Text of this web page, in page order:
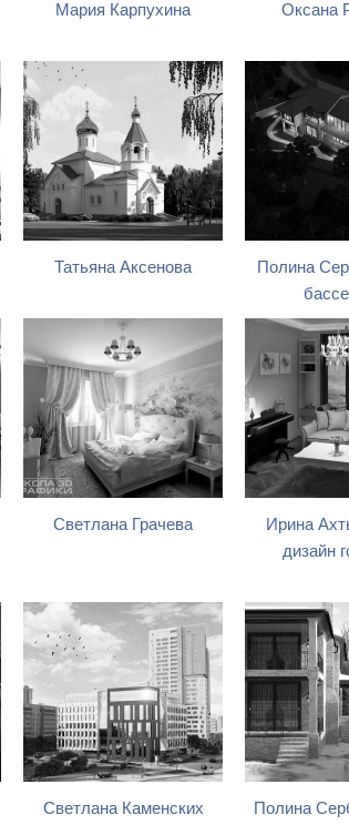
Мария Карпухина Оксана
Татьяна Аксенова
Полина
Светлана Грачева
Ирина
дизайн
Светлана Каменских
Полина